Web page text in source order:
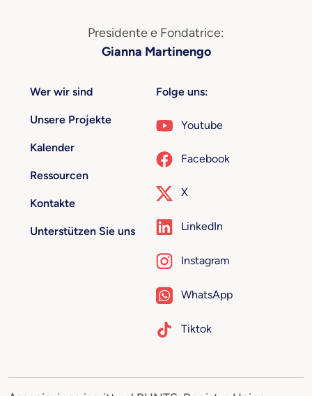
Presidente e Fondatrice:
Gianna Martinengo
Wer wir sind
Unsere Projekte
Kalender
Ressourcen
Kontakte
Unterstützen Sie uns
Folge uns:
Youtube
Facebook
X
LinkedIn
Instagram
WhatsApp
Tiktok